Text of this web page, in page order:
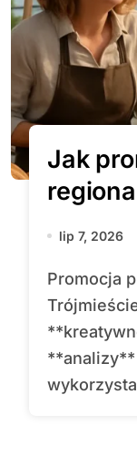
Jak
lip 7, 2026
Promocja produktów regionalnych w